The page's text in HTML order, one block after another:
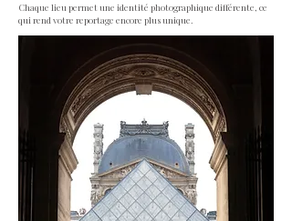
Chaque lieu permet une identité photographique différente, ce
qui rend votre reportage encore plus unique.